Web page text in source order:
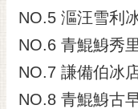
NO.5 漚汪雪利
NO.6 青鯤鯓秀
NO.7 謙備伯冰
NO.8 青鯤鯓古